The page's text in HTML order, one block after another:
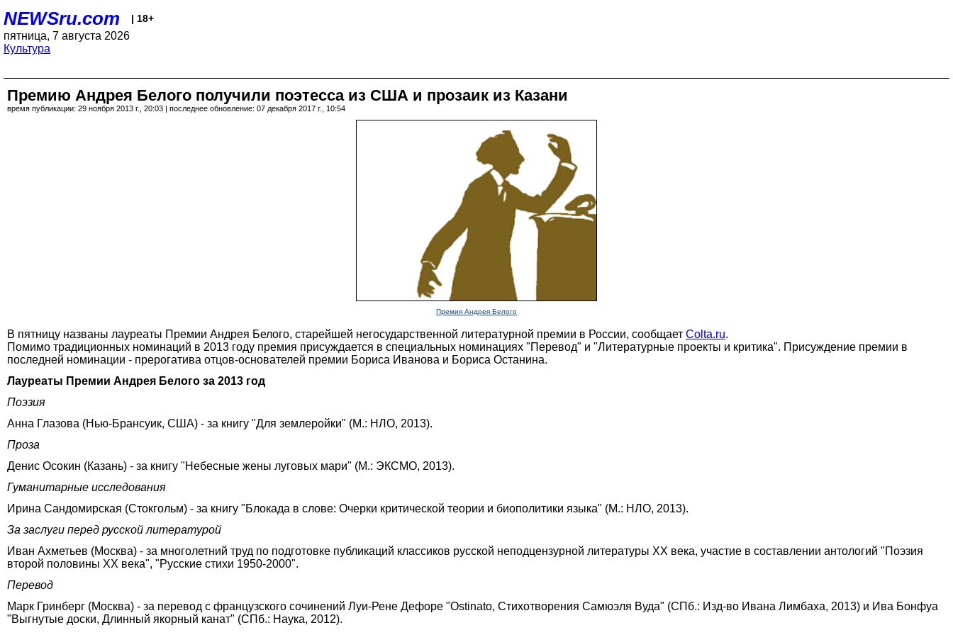
NEWSru.com | 18+
пятница, 7 августа 2026
Культура
Премию Андрея Белого получили поэтесса из США и прозаик из Казани
время публикации: 29 ноября 2013 г., 20:03 | последнее обновление: 07 декабря 2017 г., 10:54
Премия Андрея Белого
В пятницу названы лауреаты Премии Андрея Белого, старейшей негосударственной литературной премии в России, сообщает Colta.ru.
Помимо традиционных номинаций в 2013 году премия присуждается в специальных номинациях "Перевод" и "Литературные проекты и критика". Присуждение премии в
последней номинации - прерогатива отцов-основателей премии Бориса Иванова и Бориса Останина.
Лауреаты Премии Андрея Белого за 2013 год
Поэзия
Анна Глазова (Нью-Брансуик, США) - за книгу "Для землеройки" (М.: НЛО, 2013).
Проза
Денис Осокин (Казань) - за книгу "Небесные жены луговых мари" (М.: ЭКСМО, 2013).
Гуманитарные исследования
Ирина Сандомирская (Стокгольм) - за книгу "Блокада в слове: Очерки критической теории и биополитики языка" (М.: НЛО, 2013).
За заслуги перед русской литературой
Иван Ахметьев (Москва) - за многолетний труд по подготовке публикаций классиков русской неподцензурной литературы ХХ века, участие в составлении антологий "Поэзия
второй половины ХХ века", "Русские стихи 1950-2000".
Перевод
Марк Гринберг (Москва) - за перевод с французского сочинений Луи-Рене Дефоре "Ostinato, Стихотворения Самюэля Вуда" (СПб.: Изд-во Ивана Лимбаха, 2013) и Ива Бонфуа
"Выгнутые доски, Длинный якорный канат" (СПб.: Наука, 2012).